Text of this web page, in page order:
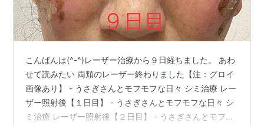
こんばんは(^-^)レーザー治療から９日経ちました。 あわ
せて読みたい 両頬のレーザー終わりました【注：グロイ
画像あり】 - うさぎさんとモフモフな日々 シミ治療 レー
ザー照射後【１日目】 - うさぎさんとモフモフな日々 シ
ミ治療 レーザー照射後【２日目】 - うさぎさんとモフモ